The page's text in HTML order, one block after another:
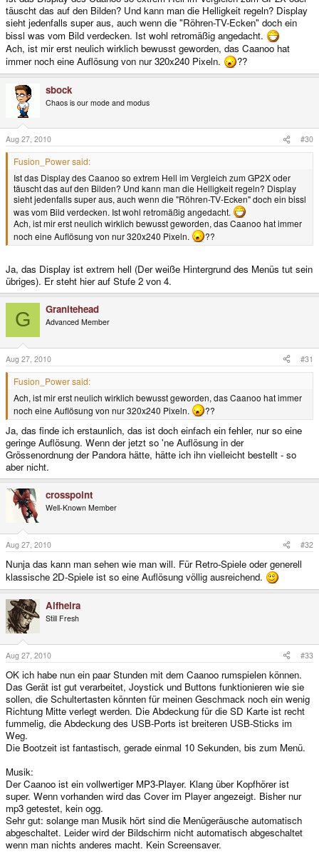
täuscht das auf den Bilden? Und kann man die Helligkeit regeln? Display
sieht jedenfalls super aus, auch wenn die "Röhren-TV-Ecken" doch ein
bissl was vom Bild verdecken. Ist wohl retromäßig angedacht.
Ach, ist mir erst neulich wirklich bewusst geworden, das Caanoo hat
immer noch eine Auflösung von nur 320x240 Pixeln.
??
sbock
Chaos is our mode and modus
Aug 27, 2010 #30
Fusion_Power said:
Ist das Display des Caanoo so extrem Hell im Vergleich zum GP2X oder
täuscht das auf den Bilden? Und kann man die Helligkeit regeln? Display
sieht jedenfalls super aus, auch wenn die "Röhren-TV-Ecken" doch ein bissl
was vom Bild verdecken. Ist wohl retromäßig angedacht.
Ach, ist mir erst neulich wirklich bewusst geworden, das Caanoo hat immer
noch eine Auflösung von nur 320x240 Pixeln.
??
Ja, das Display ist extrem hell (Der weiße Hintergrund des Menüs tut sein
übriges). Er steht hier auf Stufe 2 von 4.
G Granitehead
Advanced Member
Aug 27, 2010 #31
Fusion_Power said:
Ach, ist mir erst neulich wirklich bewusst geworden, das Caanoo hat immer
noch eine Auflösung von nur 320x240 Pixeln.
??
Ja, das finde ich erstaunlich, das ist doch einfach ein fehler, nur so eine
geringe Auflösung. Wenn der jetzt so 'ne Auflösung in der
Grössenordnung der Pandora hätte, hätte ich ihn vielleicht bestellt - so
aber nicht.
crosspoint
Well-Known Member
Aug 27, 2010 #32
Nunja das kann man sehen wie man will. Für Retro-Spiele oder generell
klassische 2D-Spiele ist so eine Auflösung völlig ausreichend.
Alfheira
Still Fresh
Aug 27, 2010 #33
OK ich habe nun ein paar Stunden mit dem Caanoo rumspielen können.
Das Gerät ist gut verarbeitet, Joystick und Buttons funktionieren wie sie
sollen, die Schultertasten könnten für meinen Geschmack noch ein wenig
Richtung Mitte verlegt werden. Die Abdeckung für die SD Karte ist recht
fummelig, die Abdeckung des USB-Ports ist breiteren USB-Sticks im
Weg.
Die Bootzeit ist fantastisch, gerade einmal 10 Sekunden, bis zum Menü.
Musik:
Der Caanoo ist ein vollwertiger MP3-Player. Klang über Kopfhörer ist
super. Wenn vorhanden wird das Cover im Player angezeigt. Bisher nur
mp3 getestet, kein ogg.
Sehr gut: solange man Musik hört sind die Menügeräusche automatisch
abgeschaltet. Leider wird der Bildschirm nicht automatisch abgeschaltet
wenn man nichts anderes macht. Kein Screensaver.